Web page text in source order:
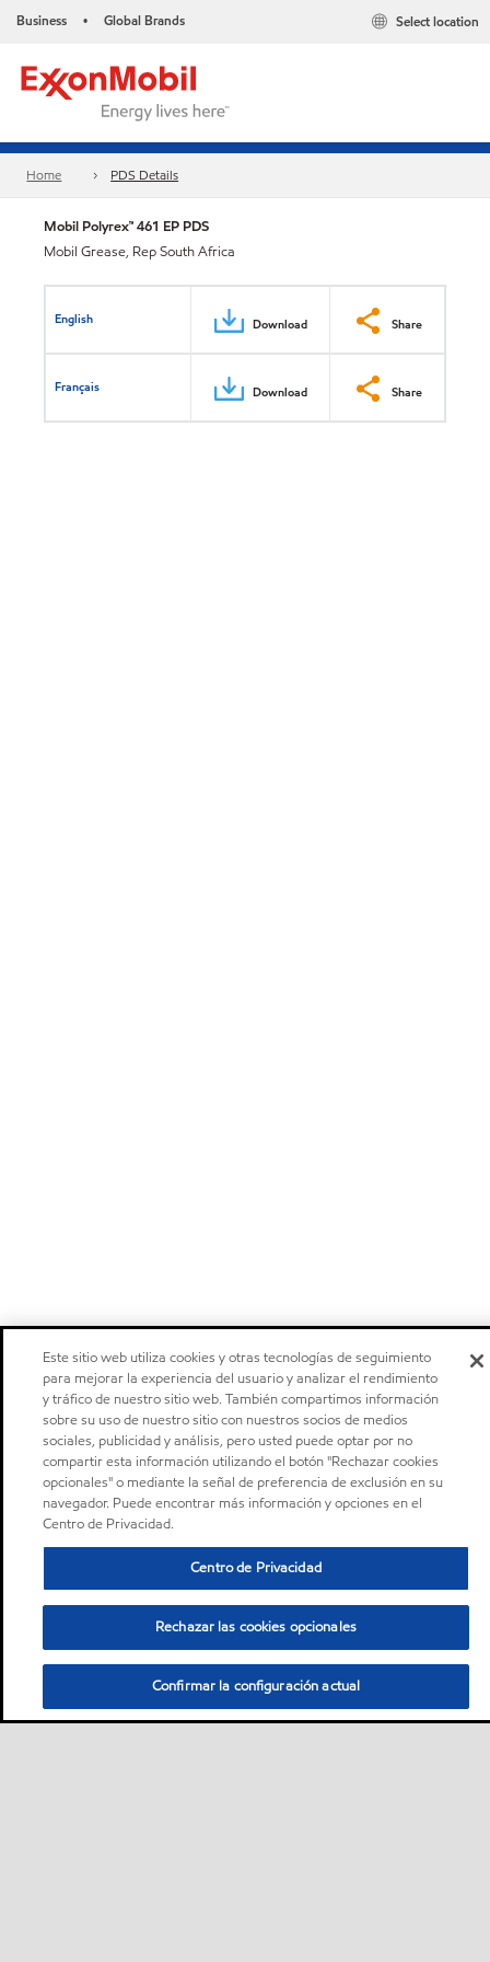
Business • Global Brands Select location
Home PDS Details
Mobil Polyrex™ 461 EP PDS
Mobil Grease, Rep South Africa
English Download Share
Français Download Share
Este sitio web utiliza cookies y otras tecnologías de seguimiento
para mejorar la experiencia del usuario y analizar el rendimiento
y tráfico de nuestro sitio web. También compartimos información
sobre su uso de nuestro sitio con nuestros socios de medios
sociales, publicidad y análisis, pero usted puede optar por no
compartir esta información utilizando el botón "Rechazar cookies
opcionales" o mediante la señal de preferencia de exclusión en su
navegador. Puede encontrar más información y opciones en el
Centro de Privacidad.
Centro de Privacidad
Rechazar las cookies opcionales
Confirmar la configuración actual